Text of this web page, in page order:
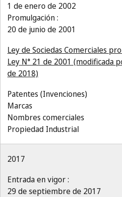
1 de enero de 2002
Promulgación :
20 de junio de 2001
Ley de Sociedas Comerciales
Ley N° 21 de 2001 (modificada
de 2018)
Patentes (Invenciones)
Marcas
Nombres comerciales
Propiedad Industrial
2017
Entrada en vigor :
29 de septiembre de 2017